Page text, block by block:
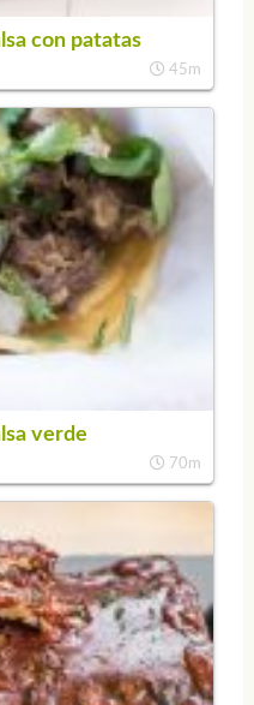
con patatas
45m
verde
70m